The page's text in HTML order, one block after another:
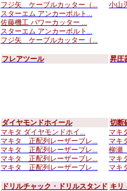
フジ矢 ケーブルカッター（...
スターエム アンカーボルト...
佐藤機工 パワーカッター ...
スターエム アンカーボルト...
フジ矢 ケーブルカッター（...
小山
フレアツール 昇圧
ダイヤモンドホイール
マキタ ダイヤモンドホイ...
マキタ 正配列レーザーブレ...
マキタ 正配列レーザーブレ...
マキタ 正配列レーザーブレ...
マキタ 正配列レーザーブレ...
切断
マキ
マキ
柳瀬
マキ
マキ
ドリルチャック・ドリルスタンド キリ